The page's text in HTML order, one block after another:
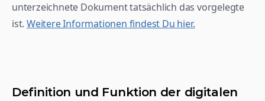
unterzeichnete Dokument tatsächlich das vorgelegte
ist. Weitere Informationen findest Du hier.
Definition und Funktion der digitalen